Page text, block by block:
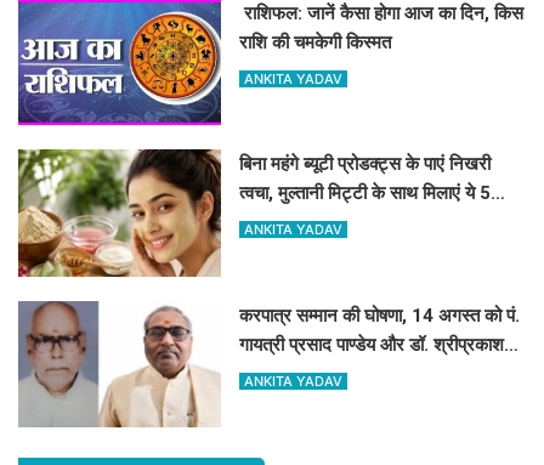
​​​​​​​ राशिफल: जानें कैसा होगा आज का दिन, किस
राशि की चमकेगी किस्मत
ANKITA YADAV
बिना महंगे ब्यूटी प्रोडक्ट्स के पाएं निखरी
त्वचा, मुल्तानी मिट्टी के साथ मिलाएं ये 5
चीजें, त्वचा दिखेगी दमकती
ANKITA YADAV
करपात्र सम्मान की घोषणा, 14 अगस्त को पं.
गायत्री प्रसाद पाण्डेय और डॉ. श्रीप्रकाश
मिश्र करपात्र गौरव से होंगे सम्मानित
ANKITA YADAV